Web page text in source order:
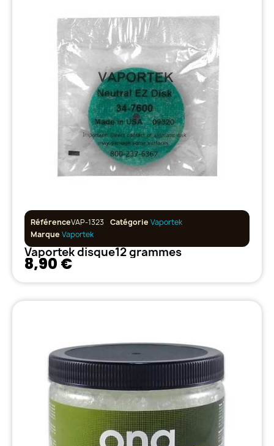
RéférenceVAP-1323 Catégorie Vaportek
Marque Vaportek
Vaportek disque12 grammes
8,90 €